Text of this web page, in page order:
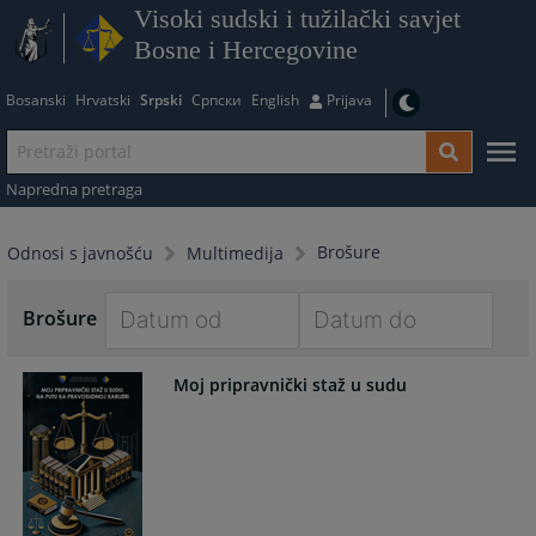
Visoki sudski i tužilački savjet
Bosne i Hercegovine
Bosanski Hrvatski Srpski Српски English Prijava
Napredna pretraga
Odnosi s javnošću Multimedija Brošure
Brošure
forward
to
interact
with
the
calendar
forward
Moj pripravnički staž u sudu